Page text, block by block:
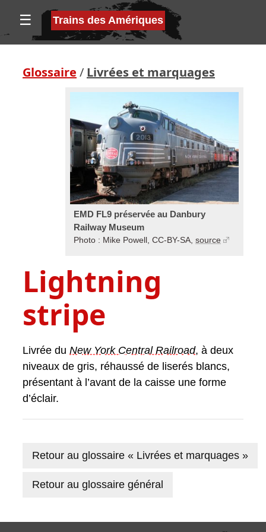
☰ Trains des Amériques
Glossaire / Livrées et marquages
EMD FL9 préservée au Danbury
Railway Museum
Photo : Mike Powell, CC-BY-SA, source
Lightning
stripe
Livrée du New York Central Railroad, à deux
niveaux de gris, réhaussé de liserés blancs,
présentant à l’avant de la caisse une forme
d’éclair.
Retour au glossaire « Livrées et marquages »
Retour au glossaire général